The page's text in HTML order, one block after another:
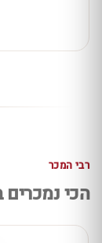
רבי המכר
הכי נמכרים